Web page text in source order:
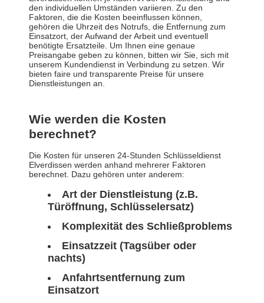
den individuellen Umständen variieren. Zu den
Faktoren, die die Kosten beeinflussen können,
gehören die Uhrzeit des Notrufs, die Entfernung zum
Einsatzort, der Aufwand der Arbeit und eventuell
benötigte Ersatzteile. Um Ihnen eine genaue
Preisangabe geben zu können, bitten wir Sie, sich mit
unserem Kundendienst in Verbindung zu setzen. Wir
bieten faire und transparente Preise für unsere
Dienstleistungen an.
Wie werden die Kosten
berechnet?
Die Kosten für unseren 24-Stunden Schlüsseldienst
Elverdissen werden anhand mehrerer Faktoren
berechnet. Dazu gehören unter anderem:
Art der Dienstleistung (z.B.
Türöffnung, Schlüsselersatz)
Komplexität des Schließproblems
Einsatzzeit (Tagsüber oder
nachts)
Anfahrtsentfernung zum
Einsatzort